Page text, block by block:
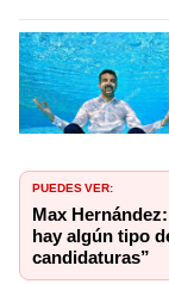
PUEDES VER:
Max
hay algún tipo
candidaturas”